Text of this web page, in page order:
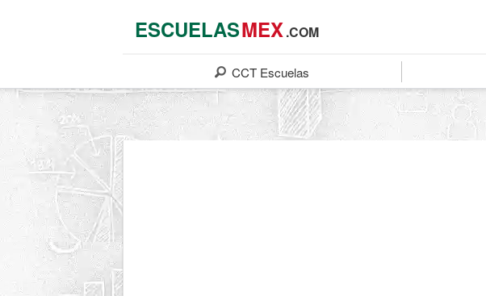
ESCUELASMEX.COM
CCT Escuelas